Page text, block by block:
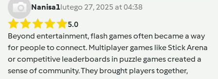
Nanisa1lutego 27, 2025 at 04:38
5.0
Beyond entertainment,flash gamesoften became a way
for people to connect. Multiplayer games like Stick Arena
or competitive leaderboards in puzzle games created a
sense of community. They brought players together,